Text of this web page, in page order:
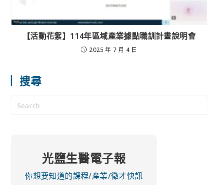
【活動花絮】114年區域產業據點職訓計畫說明會
2025 年 7 月 4 日
搜尋
光鹽生醫電子報
你想要知道的課程/產業/徵才快訊